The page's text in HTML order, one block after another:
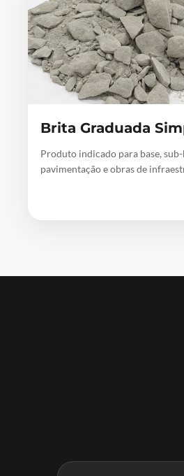
Brita Graduada
Produto indicado para base, sub-
pavimentação e obras de